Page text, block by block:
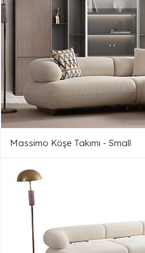
Massimo Köşe Takımı - Small